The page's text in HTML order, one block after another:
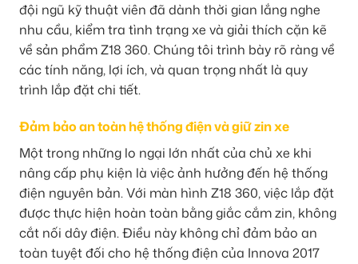
đội ngũ kỹ thuật viên đã dành thời gian lắng nghe
nhu cầu, kiểm tra tình trạng xe và giải thích cặn kẽ
về sản phẩm Z18 360. Chúng tôi trình bày rõ ràng về
các tính năng, lợi ích, và quan trọng nhất là quy
trình lắp đặt chi tiết.
Đảm bảo an toàn hệ thống điện và giữ zin xe
Một trong những lo ngại lớn nhất của chủ xe khi
nâng cấp phụ kiện là việc ảnh hưởng đến hệ thống
điện nguyên bản. Với màn hình Z18 360, việc lắp đặt
được thực hiện hoàn toàn bằng giắc cắm zin, không
cắt nối dây điện. Điều này không chỉ đảm bảo an
toàn tuyệt đối cho hệ thống điện của Innova 2017